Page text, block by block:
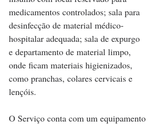
medicamentos controlados; sala para
desinfecção de material médico-
hospitalar adequada; sala de expurgo
e departamento de material limpo,
onde ficam materiais higienizados,
como pranchas, colares cervicais e
lençóis.
O Serviço conta com um equipamento